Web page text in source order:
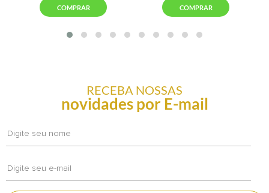
RECEBA NOSSAS
novidades por E-mail